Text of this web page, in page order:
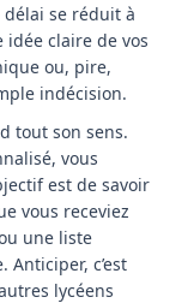
délai se réduit à
idée claire de vos
ou, pire,
indécision.
tout son sens.
vous
est de savoir
vous receviez
une liste
c’est
lycéens